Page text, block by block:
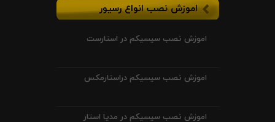
اموزش نصب انواع رسیور
اموزش نصب سیسیکم در استارست
اموزش نصب سیسیکم دراستارمکس
اموزش نصب سیسیکم در مدیا استار